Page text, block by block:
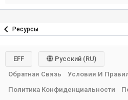
д
0
е
д
Ресурсы
EFF
Русский (RU)
Обратная Связь
Условия И
Политика Конфиденциальности